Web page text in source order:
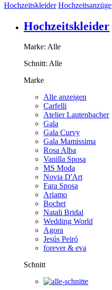
Hochzeitskleider Hochzeitsanzüge
Hochzeitskleider
Marke: Alle
Schnitt: Alle
Marke
Alle anzeigen
Carfelli
Atelier Lautenbacher
Gala
Gala Curvy
Gala Mamissima
Rosa Alba
Vanilla Sposa
MS Moda
Novia D'Art
Fara Sposa
Ariamo
Bochet
Natali Bridal
Wedding World
Agora
Jesús Peiró
forever & eva
Schnitt